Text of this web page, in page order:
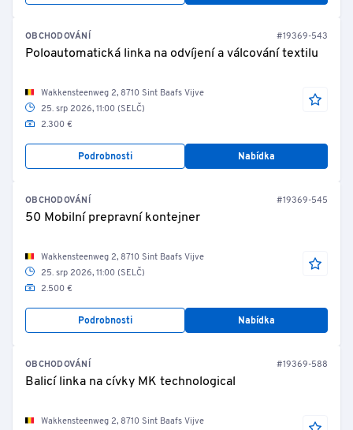
OBCHODOVÁNÍ #19369-543
Poloautomatická linka na odvíjení a válcování textilu
Wakkensteenweg 2, 8710 Sint Baafs Vijve
25. srp 2026, 11:00 (SELČ)
2.300 €
Podrobnosti Nabídka
OBCHODOVÁNÍ #19369-545
50 Mobilní prepravní kontejner
Wakkensteenweg 2, 8710 Sint Baafs Vijve
25. srp 2026, 11:00 (SELČ)
2.500 €
Podrobnosti Nabídka
OBCHODOVÁNÍ #19369-588
Balicí linka na cívky MK technological
Wakkensteenweg 2, 8710 Sint Baafs Vijve